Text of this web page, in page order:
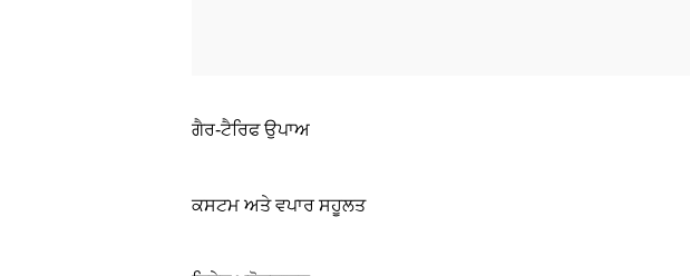
ਗੈਰ-ਟੈਰਿਫ ਉਪਾਅ
ਕਸਟਮ ਅਤੇ ਵਪਾਰ ਸਹੂਲਤ